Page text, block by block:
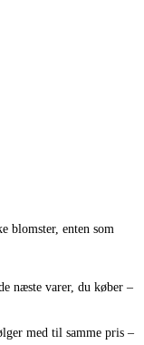
blomster, enten som
næste varer, du køber –
med til samme pris –